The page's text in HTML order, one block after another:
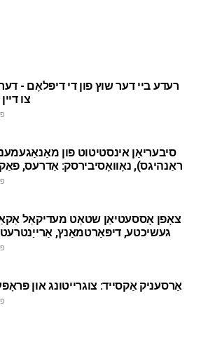
רעדע ביי דער שוץ פון די דיפּלאָם -
צו
סיבעריאַן אינסטיטוט פון
ראַנהיגס), נאָוואָסיבירסק: אַדרעס,
צאָפן אָססעטיאַן שטאַט מעדיקאַל
געשיכטע, דיפּאַרטמאַנץ,
אַרסעניק אַקסייד: צוגרייטונג און